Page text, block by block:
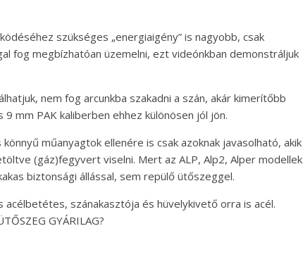
szükséges „energiaigény” is nagyobb, csak
fog megbízhatóan üzemelni, ezt videónkban demonstráljuk
nem fog arcunkba szakadni a szán, akár kimerítőbb
mm PAK kaliberben ehhez különösen jól jön.
műanyagtok ellenére is csak azoknak javasolható, akik
(gáz)fegyvert viselni. Mert az ALP, Alp2, Alper modellek
biztonsági állással, sem repülő ütőszeggel.
szánakasztója és hüvelykivető orra is acél.
GYÁRILAG?